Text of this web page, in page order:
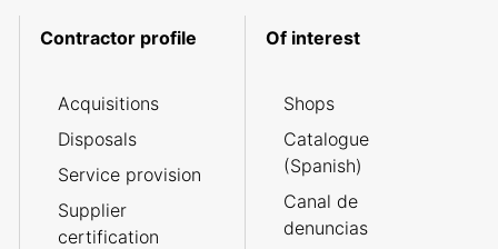
Contractor profile
Acquisitions
Disposals
Service provision
Supplier
certification
Of interest
Shops
Catalogue
(Spanish)
Canal de
denuncias